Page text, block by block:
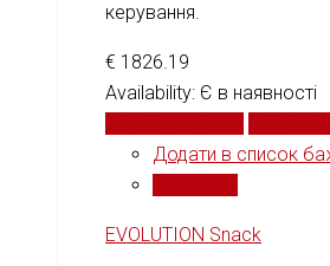
керування.
€ 1826.19
Availability: Є в наявності
Додати в список
EVOLUTION Snack